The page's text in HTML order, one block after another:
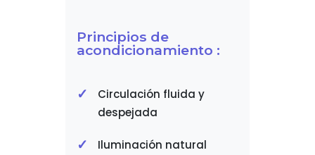
Principios de
acondicionamiento :
Circulación fluida y
despejada
Iluminación natural